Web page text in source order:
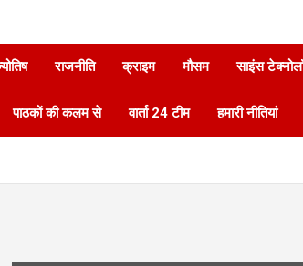
राजनीति क्राइम मौसम साइंस
पाठकों की कलम से वार्ता 24 टीम हमारी नीतियां